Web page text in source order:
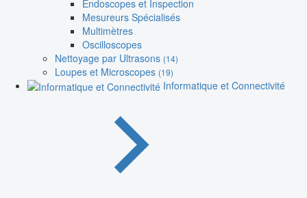
Endoscopes et Inspection
Mesureurs Spécialisés
Multimètres
Oscilloscopes
Nettoyage par Ultrasons (14)
Loupes et Microscopes (19)
Informatique et Connectivité